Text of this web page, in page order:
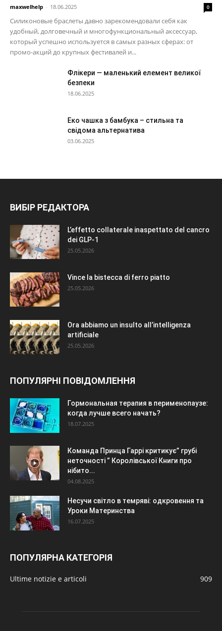
maxwelhelp - 18.06.2025 0
Силиконовые браслеты давно зарекомендовали себя как
удобный, долговечный и многофункциональный аксессуар,
который успешно используется в самых разных сферах: от
промо-акций до крупных фестивалей и...
Флікери — маленький елемент великої
безпеки
18.06.2025
Еко чашка з бамбука – стильна та
свідома альтернатива
03.06.2025
ВИБІР РЕДАКТОРА
L’effetto collaterale inaspettato del cancro
dei GLP-1
25.05.2026
Vince la bistecca di ferro piatto
25.05.2026
Ora abbiamo un insulto all’intelligenza
artificiale
25.05.2026
ПОПУЛЯРНІ ПОВІДОМЛЕННЯ
Гормональная терапия в перименопаузе:
когда лучше всего начать?
18.07.2025
Команда Принца Гаррі критикує” грубі
неточності ” Королівської Книги про
нібито...
04.08.2025
Несучи світло в темряві: одкровення та
Уроки Материнства
16.07.2025
ПОПУЛЯРНА КАТЕГОРІЯ
Ultime notizie e articoli 909